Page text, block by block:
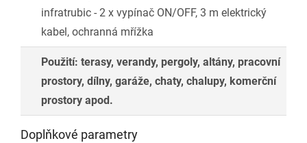
infratrubic - 2 x vypínač ON/OFF, 3 m elektrický
kabel, ochranná mřížka
Použití: terasy, verandy, pergoly, altány, pracovní
prostory, dílny, garáže, chaty, chalupy, komerční
prostory apod.
Doplňkové parametry